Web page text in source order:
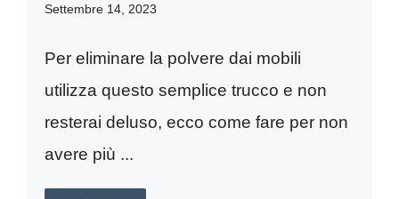
Settembre 14, 2023
Per eliminare la polvere dai mobili
utilizza questo semplice trucco e non
resterai deluso, ecco come fare per non
avere più ...